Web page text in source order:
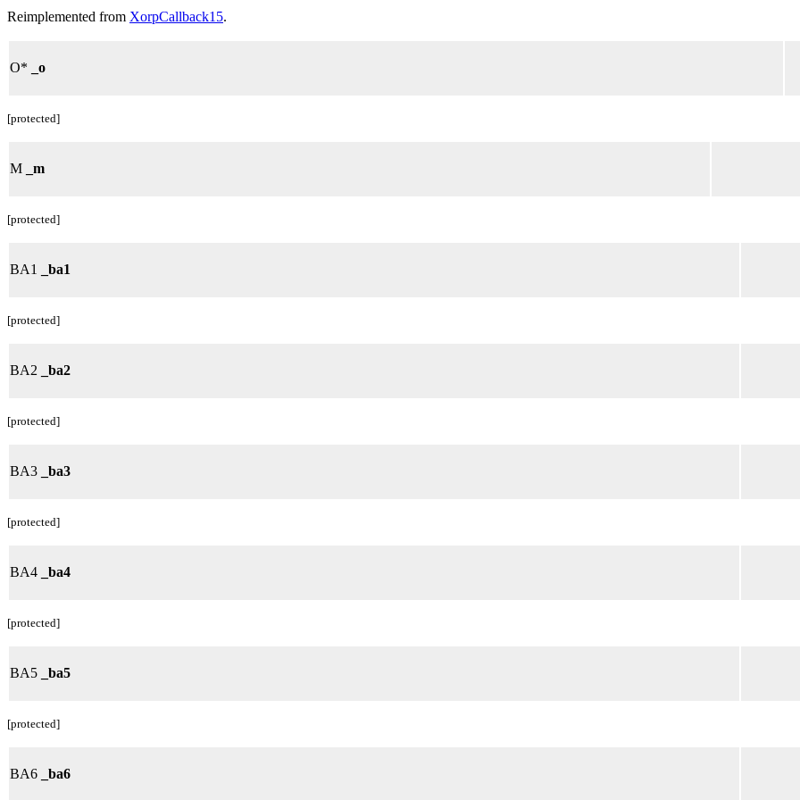
Reimplemented from XorpCallback15.
O* _o
[protected]
M _m
[protected]
BA1 _ba1
[protected]
BA2 _ba2
[protected]
BA3 _ba3
[protected]
BA4 _ba4
[protected]
BA5 _ba5
[protected]
BA6 _ba6